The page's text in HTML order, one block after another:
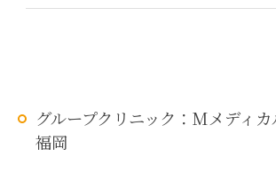
グループクリニック：Mメディ
福岡